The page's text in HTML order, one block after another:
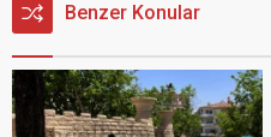
Benzer Konular